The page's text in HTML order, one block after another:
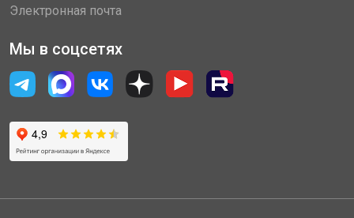
Электронная почта
Мы в соцсетях